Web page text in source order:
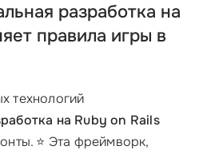
разработка на
правила игры в
технологий
на Ruby on Rails
⭐ Эта фреймворк,